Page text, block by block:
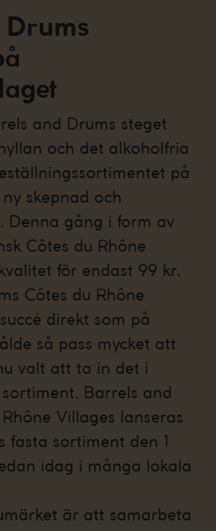
and Drums steget
och det alkoholfria
på
skepnad och
Denna gång i form av
Côtes du Rhône
för endast 99 kr.
Côtes du Rhône
direkt som på
så pass mycket att
valt att ta in det i
Barrels and
Villages lanseras
fasta sortiment den 1
idag i många lokala
är att samarbeta